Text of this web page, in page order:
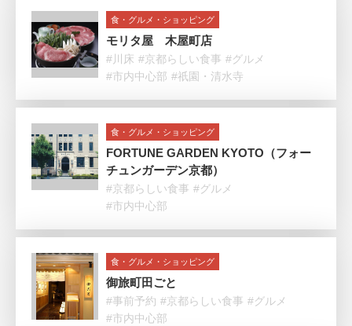
食・グルメ・ショッピング
モリタ屋 木屋町店
#川床 #京都らしい食事 #グルメ
#市内中心部 #祇園・清水寺
食・グルメ・ショッピング
FORTUNE GARDEN KYOTO（フォー
チュンガーデン京都）
#京都らしい食事 #グルメ
#市内中心部
食・グルメ・ショッピング
御旅町田ごと
#事前予約 #京都らしい食事 #グルメ
#市内中心部